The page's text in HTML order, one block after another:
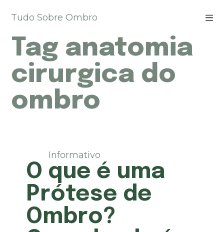
u
a
a
a
o
Tudo Sobre Ombro
Tag anatomia
cirurgica do
ombro
Informativo
O que é uma
Prótese de
Ombro?